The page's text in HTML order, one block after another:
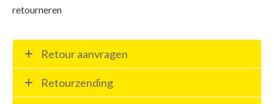
retourneren
Retour aanvragen
Retourzending